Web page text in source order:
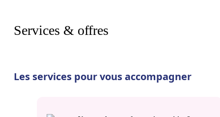
Services & offres
Les services pour vous accompagner